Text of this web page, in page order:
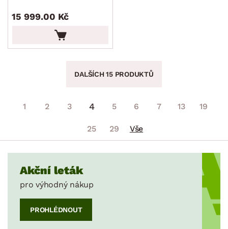
15 999.00 Kč
DALŠÍCH 15 PRODUKTŮ
1 2 3 4 5 6 7 13 19
25 29 Vše
Akční leták
pro výhodný nákup
PROHLÉDNOUT